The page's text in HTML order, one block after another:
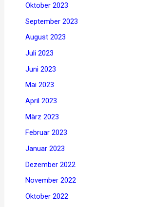
Oktober 2023
September 2023
August 2023
Juli 2023
Juni 2023
Mai 2023
April 2023
März 2023
Februar 2023
Januar 2023
Dezember 2022
November 2022
Oktober 2022